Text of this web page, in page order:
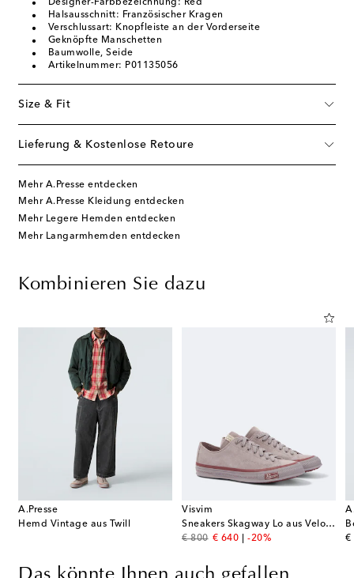
Designer-Farbbezeichnung: Red
Halsausschnitt: Französischer Kragen
Verschlussart: Knopfleiste an der Vorderseite
Geknöpfte Manschetten
Baumwolle, Seide
Artikelnummer: P01135056
Size & Fit
Lieferung & Kostenlose Retoure
Mehr A.Presse entdecken
Mehr A.Presse Kleidung entdecken
Mehr Legere Hemden entdecken
Mehr Langarmhemden entdecken
Kombinieren Sie dazu
A.Presse
Hemd Vintage aus Twill
Visvim
Sneakers Skagway Lo aus Veloursleder
€ 800
original price
€ 640
discount price
-20% €